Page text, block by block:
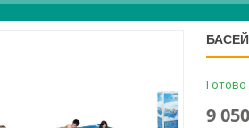
Готово
9